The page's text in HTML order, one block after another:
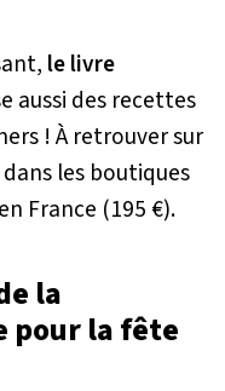
le livre
aussi des recettes
! À retrouver sur
les boutiques
France (195 €).
la
pour la fête